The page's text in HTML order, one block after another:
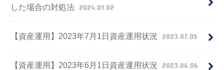
した場合の対処法 2024.01.02
【資産運用】2023年7月1日資産運用状況 2023.07.05
【資産運用】2023年6月1日資産運用状況 2023.06.06